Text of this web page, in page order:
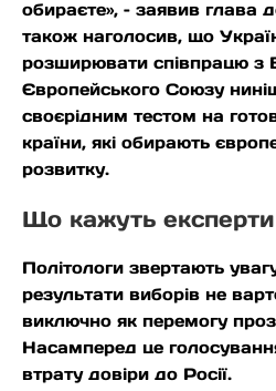
обираєте», – заявив глава
також наголосив, що
розширювати співпрацю з
Європейського Союзу
своєрідним тестом на
країни, які обирають
розвитку.
Що кажуть експерти
Політологи звертають
результати виборів не
виключно як перемогу
Насамперед це
втрату довіри до Росії.